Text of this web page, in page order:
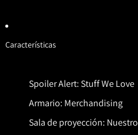
Características
Spoiler Alert: Stuff We Love
Armario: Merchandising
Sala de proyección: